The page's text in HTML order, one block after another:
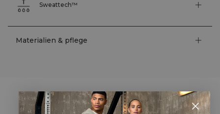
Sweattech™
Materialien & pflege
STYLE WITH